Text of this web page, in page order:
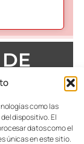
como las
dispositivo. El
datos como el
únicas en este sitio.